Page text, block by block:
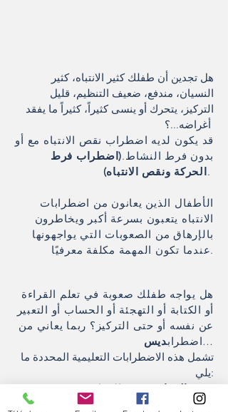
هل تجدين أن طفلك كثير الانتباه، كثير
النسيان، مندفع، ضعيف التنظيم، قليل
التركيز، يتحرك أو ينسى كثيراً، كثيراً ما يفقد
قد يكون لديه اضطراب نقص الانتباه مع أو
بدون فرط النشاط.(اضطراب فرط
الحركة ونقص الانتباه).
الأطفال الذين يعانون من اضطرابات
الانتباه يتعبون بسرعة أكبر ويخاطرون
بالإرهاق من الصعوبات التي يواجهونها
عندما تكون المهمة مكلفة معرفيًا.
هل يواجه طفلك صعوبة في تعلم القراءة
أو الكتابة أو التهجئة أو الحساب أو التعبير
عن نفسه أو حتى التركيز؟ ربما يعاني من
اضطرابديس
…
تشمل هذه الاضطرابات التعليمية المحددة ما
يلي:
عسر القراءة:عجز القراءة
خلل التنسج:
عجز التعبير الكتابي